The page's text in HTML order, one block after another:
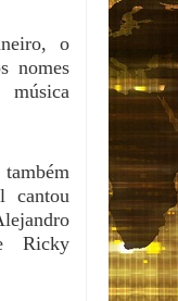
o
nomes
cantou
Ricky